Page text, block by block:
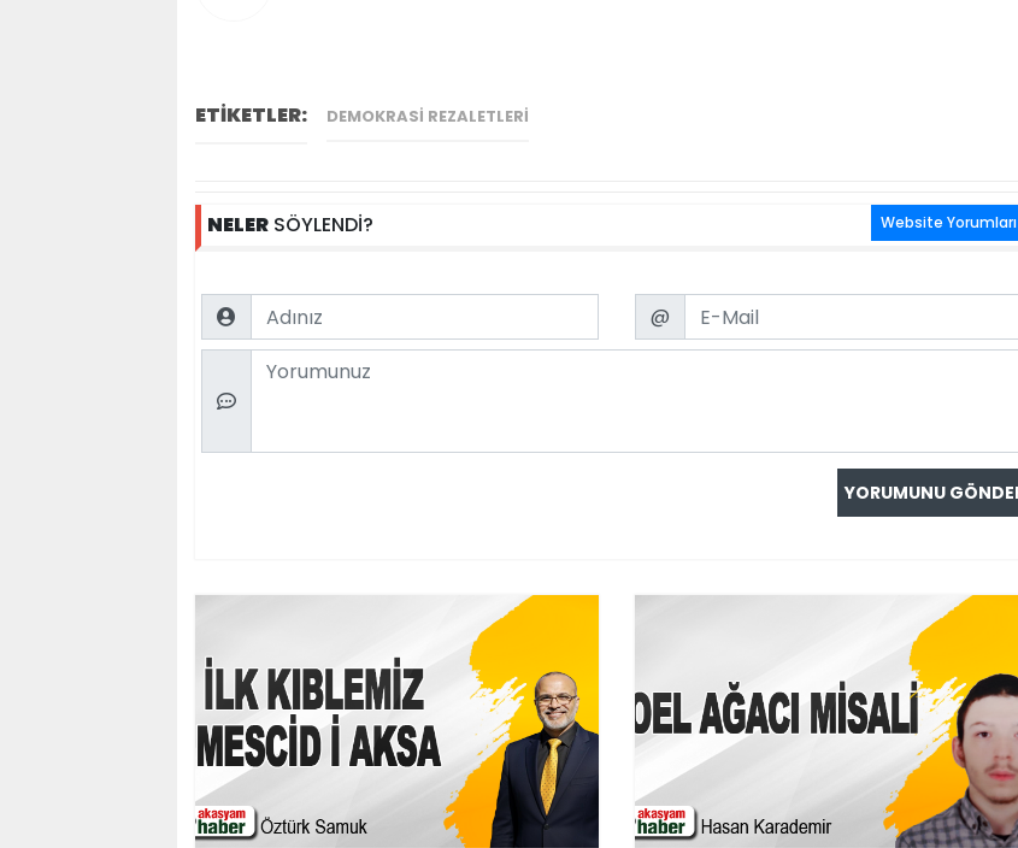
ETİKETLER: DEMOKRASI REZALETLERI
NELER SÖYLENDİ? Website Yorumları
Name Email
@
Comment